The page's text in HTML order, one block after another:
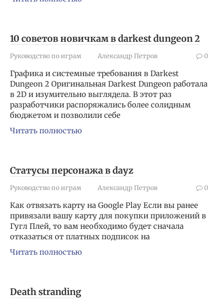
10 советов новичкам в darkest dungeon 2
Руководство по играм Александр Петров 0
Графика и системные требования в Darkest
Dungeon 2 Оригинальная Darkest Dungeon работала
в 2D и изумительно выглядела. В этот раз
разработчики распоряжались более солидным
бюджетом и позволили себе
Читать полностью
Статусы персонажа в dayz
Руководство по играм Александр Петров 0
Как отвязать карту на Google Play Если вы ранее
привязали вашу карту для покупки приложений в
Гугл Плей, то вам необходимо будет сначала
отказаться от платных подписок на
Читать полностью
Death stranding